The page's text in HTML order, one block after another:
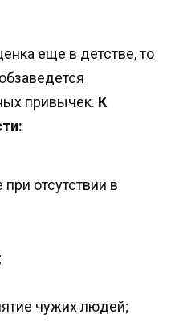
еще в детстве, то
привычек. К
отсутствии в
чужих людей;